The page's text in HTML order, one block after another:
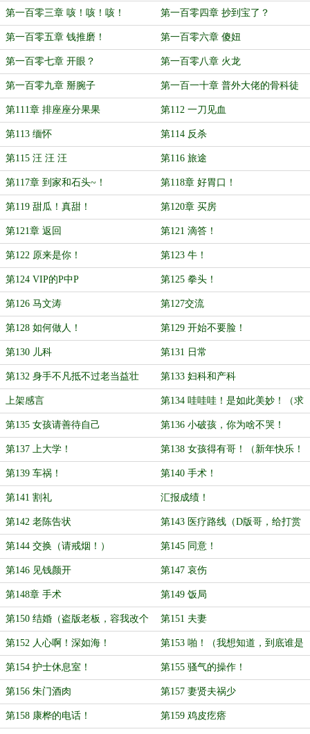
第一百零三章 咳！咳！咳！ 第一百零四章 抄到宝了？
第一百零五章 钱推磨！ 第一百零六章 傻妞
第一百零七章 开眼？ 第一百零八章 火龙
第一百零九章 掰腕子 第一百一十章 普外大佬的骨科徒
弟！
第111章 排座座分果果 第112 一刀见血
第113 缅怀 第114 反杀
第115 汪 汪 汪 第116 旅途
第117章 到家和石头~！ 第118章 好胃口！
第119 甜瓜！真甜！ 第120章 买房
第121章 返回 第121 滴答！
第122 原来是你！ 第123 牛！
第124 VIP的P中P 第125 拳头！
第126 马文涛 第127交流
第128 如何做人！ 第129 开始不要脸！
第130 儿科 第131 日常
第132 身手不凡抵不过老当益壮 第133 妇科和产科
上架感言 第134 哇哇哇！是如此美妙！（求
订阅！求月票！）
第135 女孩请善待自己 第136 小破孩，你为啥不哭！
第137 上大学！ 第138 女孩得有哥！（新年快乐！
身体健康！）
第139 车祸！ 第140 手术！
第141 割礼 汇报成绩！
第142 老陈告状 第143 医疗路线（D版哥，给打赏
个盟主呗！）
第144 交换（请戒烟！） 第145 同意！
第146 见钱颜开 第147 哀伤
第148章 手术 第149 饭局
第150 结婚（盗版老板，容我改个
错字可好？）
第151 夫妻
第152 人心啊！深如海！ 第153 啪！（我想知道，到底谁是
D版老板！）
第154 护士休息室！ 第155 骚气的操作！
第156 朱门酒肉 第157 妻贤夫祸少
第158 康桦的电话！ 第159 鸡皮疙瘩